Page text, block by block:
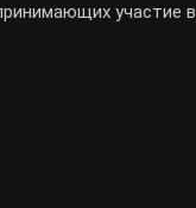
участие в